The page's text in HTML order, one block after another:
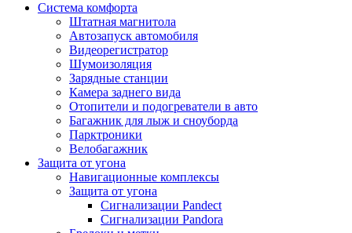
Система комфорта
Штатная магнитола
Автозапуск автомобиля
Видеорегистратор
Шумоизоляция
Зарядные станции
Камера заднего вида
Отопители и подогреватели в авто
Багажник для лыж и сноуборда
Парктроники
Велобагажник
Защита от угона
Навигационные комплексы
Защита от угона
Сигнализации Pandect
Сигнализации Pandora